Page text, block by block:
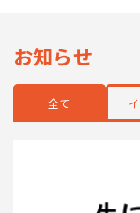
お知らせ
全て